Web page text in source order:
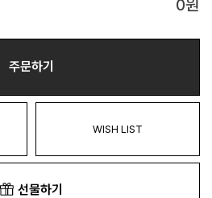
0원
주문하기
WISH LIST
선물하기